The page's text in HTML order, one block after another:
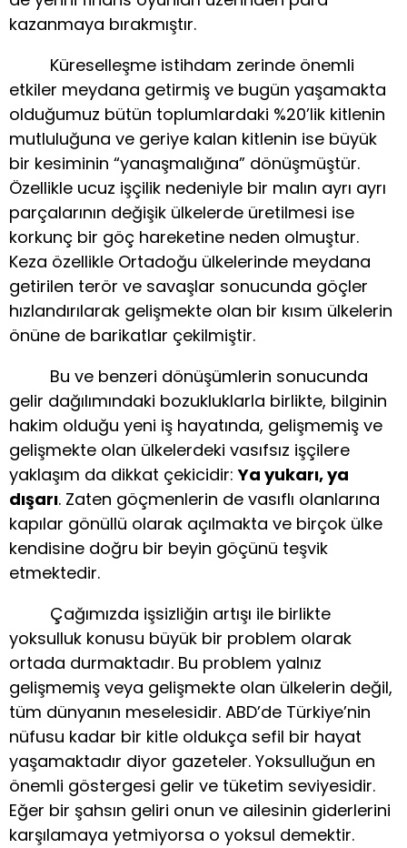
kazanmaya bırakmıştır.
Küreselleşme istihdam zerinde önemli
etkiler meydana getirmiş ve bugün yaşamakta
olduğumuz bütün toplumlardaki %20’lik kitlenin
mutluluğuna ve geriye kalan kitlenin ise büyük
bir kesiminin “yanaşmalığına” dönüşmüştür.
Özellikle ucuz işçilik nedeniyle bir malın ayrı ayrı
parçalarının değişik ülkelerde üretilmesi ise
korkunç bir göç hareketine neden olmuştur.
Keza özellikle Ortadoğu ülkelerinde meydana
getirilen terör ve savaşlar sonucunda göçler
hızlandırılarak gelişmekte olan bir kısım ülkelerin
önüne de barikatlar çekilmiştir.
Bu ve benzeri dönüşümlerin sonucunda
gelir dağılımındaki bozukluklarla birlikte, bilginin
hakim olduğu yeni iş hayatında, gelişmemiş ve
gelişmekte olan ülkelerdeki vasıfsız işçilere
yaklaşım da dikkat çekicidir:Ya yukarı, ya
dışarı. Zaten göçmenlerin de vasıflı olanlarına
kapılar gönüllü olarak açılmakta ve birçok ülke
kendisine doğru bir beyin göçünü teşvik
etmektedir.
Çağımızda işsizliğin artışı ile birlikte
yoksulluk konusu büyük bir problem olarak
ortada durmaktadır. Bu problem yalnız
gelişmemiş veya gelişmekte olan ülkelerin değil,
tüm dünyanın meselesidir. ABD’de Türkiye’nin
nüfusu kadar bir kitle oldukça sefil bir hayat
yaşamaktadır diyor gazeteler. Yoksulluğun en
önemli göstergesi gelir ve tüketim seviyesidir.
Eğer bir şahsın geliri onun ve ailesinin giderlerini
karşılamaya yetmiyorsa o yoksul demektir.